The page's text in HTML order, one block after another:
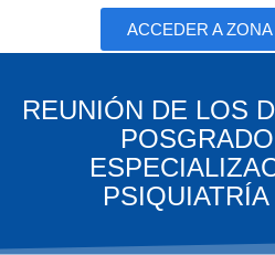
ACCEDER A
REUNIÓN DE LOS